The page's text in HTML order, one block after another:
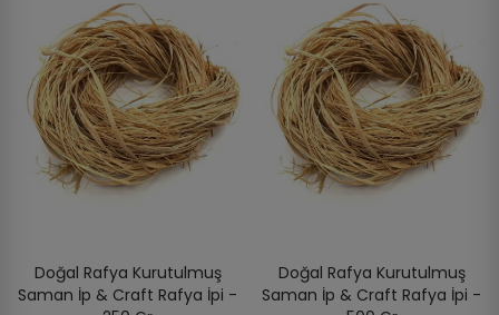
Doğal Rafya Kurutulmuş
Saman İp & Craft Rafya İpi -
Doğal Rafya Kurutulmuş
Saman İp & Craft Rafya İpi -